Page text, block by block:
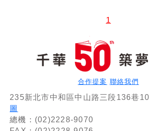
1
合作提案 聯絡我們
235新北市中和區中山路三段136巷
圖
總機：(02)2228-9070